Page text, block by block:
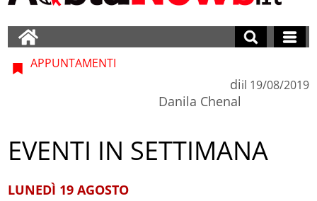
APPUNTAMENTI
di
Danila Chenal
il 19/08/2019
EVENTI IN SETTIMANA
LUNEDÌ 19 AGOSTO